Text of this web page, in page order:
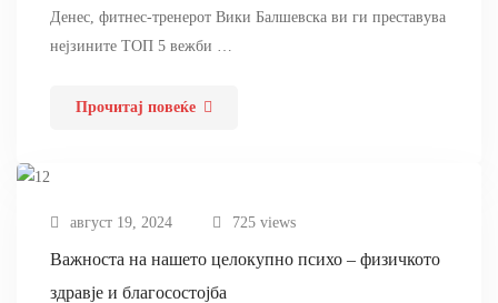
Денес, фитнес-тренерот Вики Балшевска ви ги преставува
нејзините ТОП 5 вежби …
Прочитај повеќе
август 19, 2024 725 views
Важноста на нашето целокупно психо – физичкото
здравје и благосостојба